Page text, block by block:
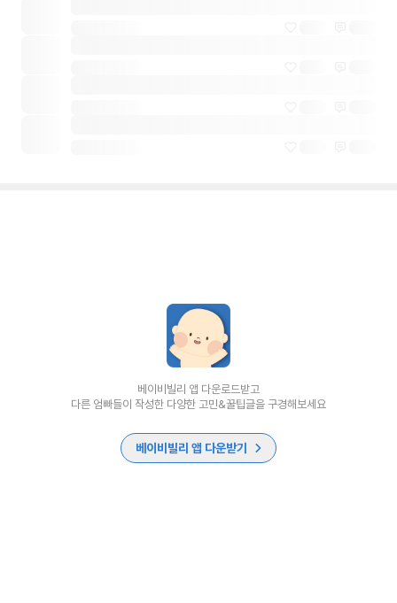
베이비빌리 앱 다운로드받고
다른 엄빠들이 작성한 다양한 고민&꿀팁글을 구경해보세요
베이비빌리 앱 다운받기